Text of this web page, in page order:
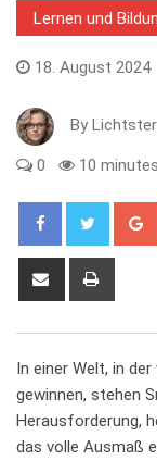
Lernen und
18. August 2024
By
0 10
Share
In einer‌ Welt, in
gewinnen, ⁣stehen
Herausforderung,
das ⁣volle Ausmaß